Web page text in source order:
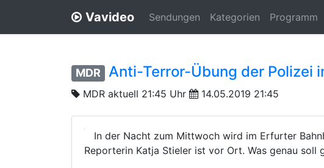
Vavideo Sendungen Kategorien Programm
MDR Anti-Terror-Übung der Polizei
MDR aktuell 21:45 Uhr 14.05.2019 21:45
In der Nacht zum Mittwoch wird im Erfurter
Reporterin Katja Stieler ist vor Ort. Was genau soll